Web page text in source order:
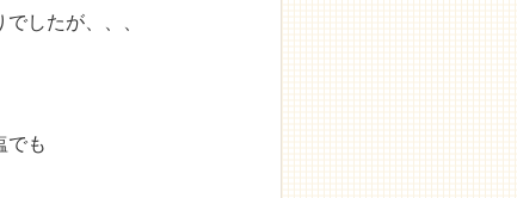
したが、、、
でも